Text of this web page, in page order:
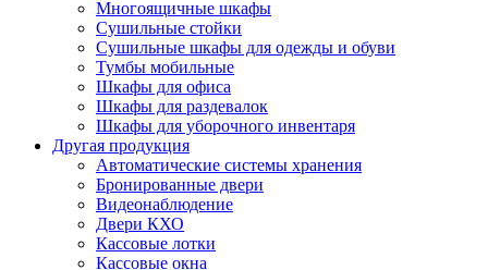
Многоящичные шкафы
Сушильные стойки
Сушильные шкафы для одежды и обуви
Тумбы мобильные
Шкафы для офиса
Шкафы для раздевалок
Шкафы для уборочного инвентаря
Другая продукция
Автоматические системы хранения
Бронированные двери
Видеонаблюдение
Двери КХО
Кассовые лотки
Кассовые окна